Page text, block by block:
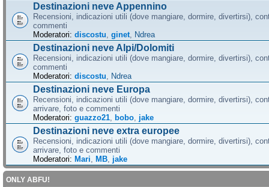
Destinazioni neve Appennino
Recensioni, indicazioni utili (dove mangiare, dormire, divertirsi),
commenti
Moderatori: discostu ginet Ndrea
Destinazioni neve Alpi/Dolomiti
Recensioni, indicazioni utili (dove mangiare, dormire, divertirsi),
commenti
Moderatori: discostu Ndrea
Destinazioni neve Europa
Recensioni, indicazioni utili (dove mangiare, dormire, divertirsi),
arrivare, foto e commenti
Moderatori: guazzo21 bobo jake
Destinazioni neve extra europee
Recensioni, indicazioni utili (dove mangiare, dormire, divertirsi),
arrivare, foto e commenti
Moderatori: Mari MB jake
ONLY ABFU!